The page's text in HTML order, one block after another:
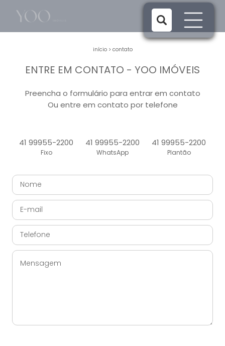
início> contato
ENTRE EM CONTATO - YOO IMÓVEIS
Preencha o formulário para entrar em contato
Ou entre em contato por telefone
41 99955-2200
Fixo
41 99955-2200
WhatsApp
41 99955-2200
Plantão